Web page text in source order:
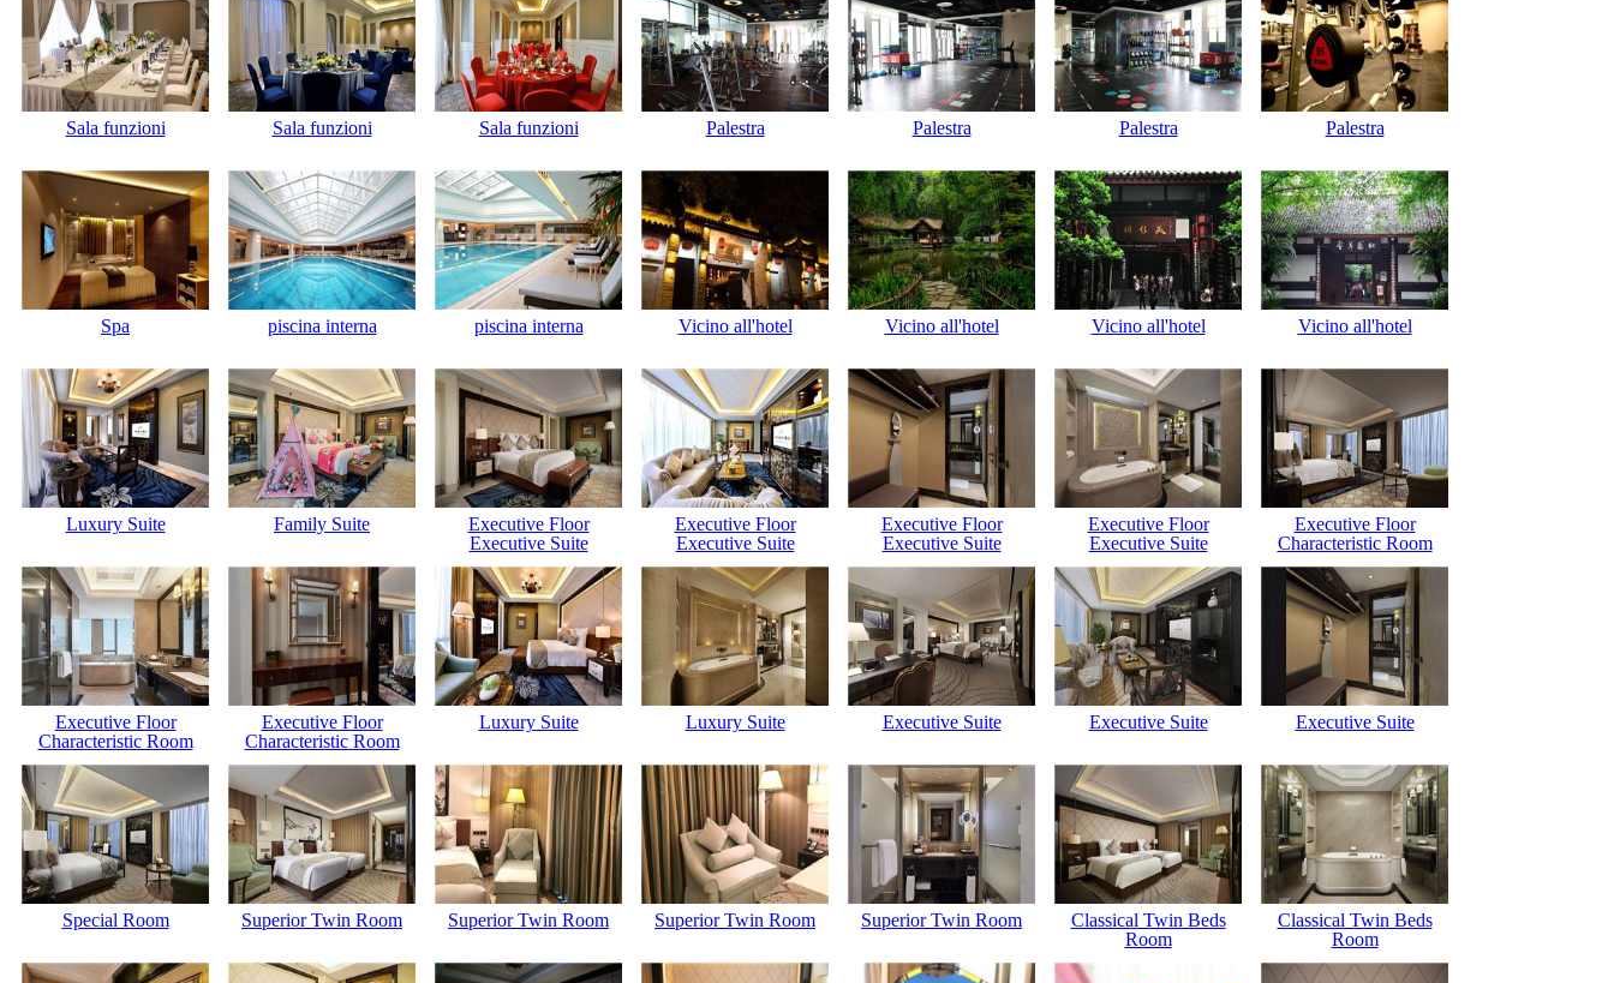
Sala funzioni Sala funzioni Sala funzioni Palestra Palestra Palestra Palestra
Spa piscina interna piscina interna Vicino all'hotel Vicino all'hotel Vicino all'hotel Vicino all'hotel
Luxury Suite Family Suite
Executive Floor
Executive Suite
Executive Floor
Executive Suite
Executive Floor
Executive Suite
Executive Floor
Executive Suite
Executive Floor
Characteristic Room
Executive Floor
Characteristic Room
Executive Floor
Characteristic Room
Luxury Suite Luxury Suite Executive Suite Executive Suite Executive Suite
Special Room Superior Twin Room Superior Twin Room Superior Twin Room Superior Twin Room
Classical Twin Beds
Room
Classical Twin Beds
Room